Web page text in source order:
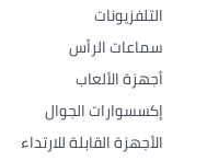
التلفزيونات
سماعات الرأس
أجهزة الألعاب
إكسسوارات الجوال
الأجهزة القابلة للارتداء